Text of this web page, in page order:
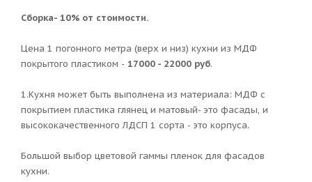
Сборка- 10% от стоимости.
Цена 1 погонного метра (верх и низ) кухни из МДФ
покрытого пластиком - 17000 - 22000 руб.
1.Кухня может быть выполнена из материала: МДФ с
покрытием пластика глянец и матовый- это фасады, и
высококачественного ЛДСП 1 сорта - это корпуса.
Большой выбор цветовой гаммы пленок для фасадов
кухни.